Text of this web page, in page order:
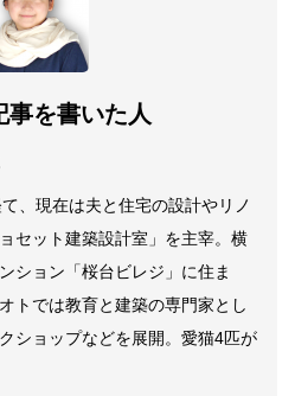
事を書いた人
、現在は夫と住宅の設計やリノ
セット建築設計室」を主宰。横
ション「桜台ビレジ」に住ま
トでは教育と建築の専門家とし
ショップなどを展開。愛猫4匹が